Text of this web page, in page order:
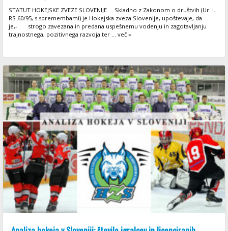
STATUT HOKEJSKE ZVEZE SLOVENIJE Skladno z Zakonom o društvih (Ur. l.
RS 60/95, s spremembami) je Hokejska zveza Slovenije, upoštevaje, da
je,- strogo zavezana in predana uspešnemu vodenju in zagotavljanju
trajnostnega, pozitivnega razvoja ter ... več »